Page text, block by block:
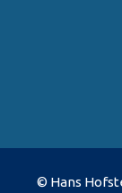
© Hans